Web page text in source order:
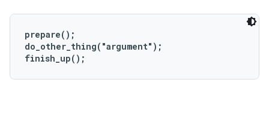
prepare();
do_other_thing("argument");
finish_up();